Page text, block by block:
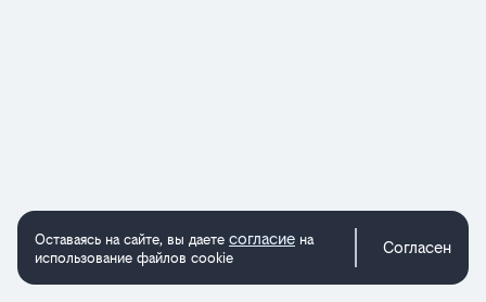
Оставаясь на сайте, вы даете согласие на
использование файлов cookie
Согласен